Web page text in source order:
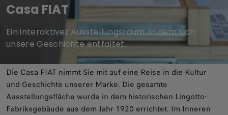
Casa FIAT
Ein interaktiver Ausstellungsraum, in dem sich
unsere Geschichte entfaltet.
Die Casa FIAT nimmt Sie mit auf eine Reise in die Kultur
und Geschichte unserer Marke. Die gesamte
Ausstellungsfläche wurde in dem historischen Lingotto-
Fabriksgebäude aus dem Jahr 1920 errichtet. Im Inneren